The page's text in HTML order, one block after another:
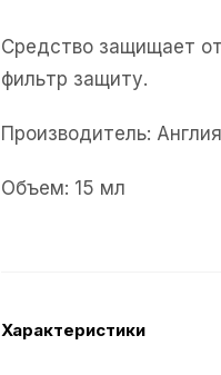
Средство защищает
фильтр защиту.
Производитель: Англия
Объем: 15 мл
Характеристики